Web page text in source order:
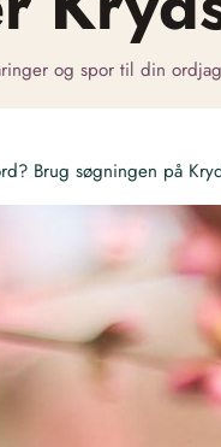
og spor til din
Brug søgningen på